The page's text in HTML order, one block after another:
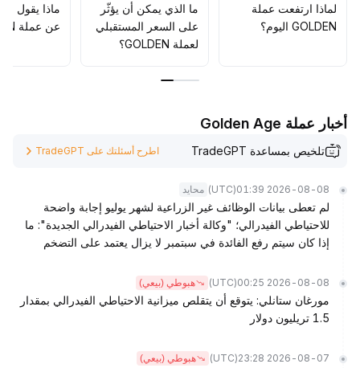
لماذا ارتفعت عملة
GOLDEN اليوم؟
ما الذي يمكن أن يؤثّر
على السعر المستقبلي
لعملة GOLDEN؟
ماذا يقول
عن عملة GOLDEN؟
أخبار عملة Golden Age
تلخيص بمساعدة TradeGPT اطرح أسئلتك على TradeGPT
2026-08-08 01:39
(UTC) محايد
لم تعطى بيانات الوظائف غير الزراعية لشهر يوليو إجابة واضحة
للاحتياطي الفيدرالي؛ "وكالة أخبار الاحتياطي الفيدرالي الجديدة": ما
إذا كان سيتم رفع الفائدة في سبتمبر لا يزال يعتمد على التضخم
2026-08-08 00:25
(UTC) هبوطي (بيعي)
مورغان ستانلي: يتوقع أن يتقلص ميزانية الاحتياطي الفيدرالي بمقدار
1.5 تريليون دولار
2026-08-07 23:28
(UTC) هبوطي (بيعي)